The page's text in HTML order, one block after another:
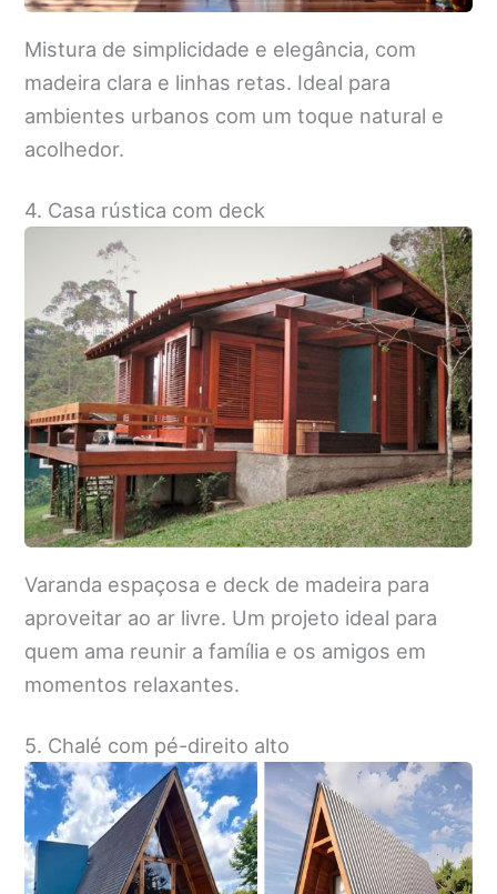
Mistura de simplicidade e elegância, com
madeira clara e linhas retas. Ideal para
ambientes urbanos com um toque natural e
acolhedor.
4. Casa rústica com deck
Varanda espaçosa e deck de madeira para
aproveitar ao ar livre. Um projeto ideal para
quem ama reunir a família e os amigos em
momentos relaxantes.
5. Chalé com pé-direito alto